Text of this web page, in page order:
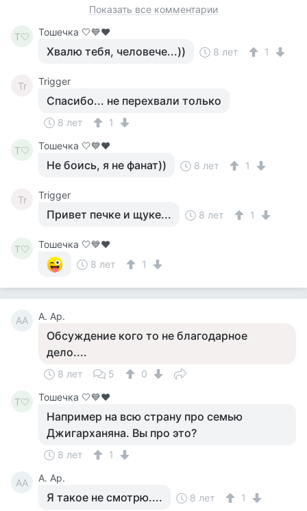
Показать все комментарии
Т🤍 Тошечка 🤍💙♥️
Хвалю тебя, человече...)) 8 лет 1
Tr Trigger
Спасибо... не перехвали только
8 лет 1
Т🤍 Тошечка 🤍💙♥️
Не боись, я не фанат)) 8 лет 1
Tr Trigger
Привет печке и щуке... 8 лет 1
Т🤍
Тошечка 🤍💙♥️
8 лет
1
AА A. Ар.
Обсуждение кого то не благодарное
дело....
8 лет 5 0
Т🤍 Тошечка 🤍💙♥️
Например на всю страну про семью
Джигарханяна. Вы про это?
8 лет 1
AА A. Ар.
Я такое не смотрю.... 8 лет 1